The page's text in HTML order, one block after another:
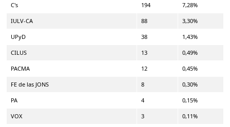
C's 194 7,28%
IULV-CA 88 3,30%
UPyD 38 1,43%
CILUS 13 0,49%
PACMA 12 0,45%
FE de las JONS 8 0,30%
PA 4 0,15%
VOX 3 0,11%